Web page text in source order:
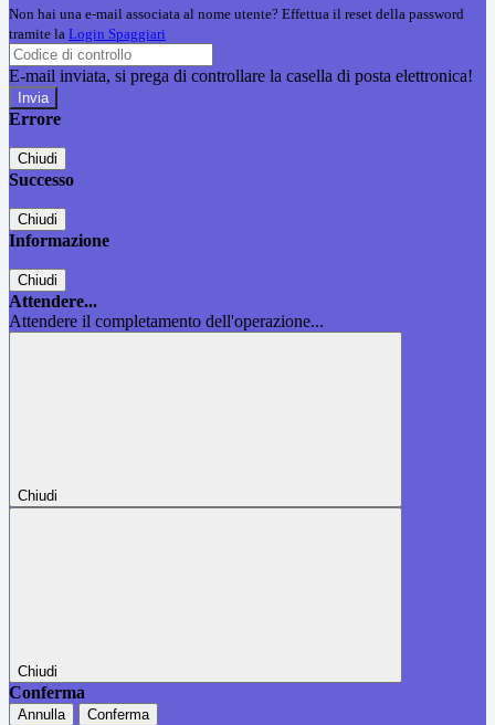
Non hai una e-mail associata al nome utente? Effettua il reset della password
tramite la Login Spaggiari
E-mail inviata, si prega di controllare la casella di posta elettronica!
Errore
Chiudi
Successo
Chiudi
Informazione
Chiudi
Attendere...
Attendere il completamento dell'operazione...
Chiudi
Chiudi
Conferma
Annulla Conferma